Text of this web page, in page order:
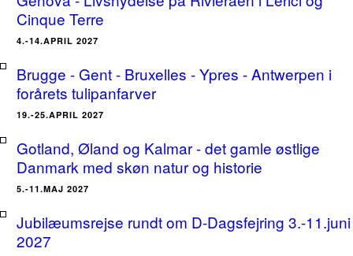
Cinque Terre
4.-14.APRIL 2027
Brugge - Gent - Bruxelles - Ypres - Antwerpen i
forårets tulipanfarver
19.-25.APRIL 2027
Gotland, Øland og Kalmar - det gamle østlige
Danmark med skøn natur og historie
5.-11.MAJ 2027
Jubilæumsrejse rundt om D-Dagsfejring 3.-11.juni
2027